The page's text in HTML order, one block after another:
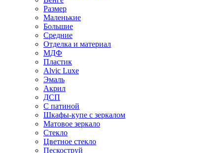
Размер
Маленькие
Большие
Средние
Отделка и материал
МДФ
Пластик
Alvic Luxe
Эмаль
Акрил
ДСП
С патиной
Шкафы-купе с зеркалом
Матовое зеркало
Стекло
Цветное стекло
Пескоструй